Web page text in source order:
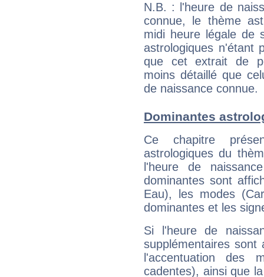
N.B. : l'heure de
connue, le thème
midi heure légale de
astrologiques n'étant
que cet extrait de
moins détaillé que
de naissance connue.
Dominantes
Ce chapitre
astrologiques du
l'heure de
dominantes sont
Eau), les modes
dominantes et les
Si l'heure de
supplémentaires sont
l'accentuation des
cadentes), ainsi que